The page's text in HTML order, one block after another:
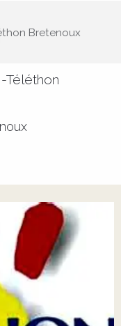
Bretenoux
Téléthon